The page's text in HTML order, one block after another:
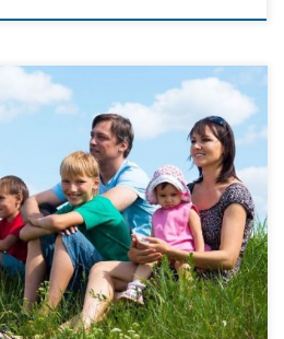
некоммерческих организаций
защиты материнства «Покров» объявляет о
семинаров-тренингов по психологии семьи.